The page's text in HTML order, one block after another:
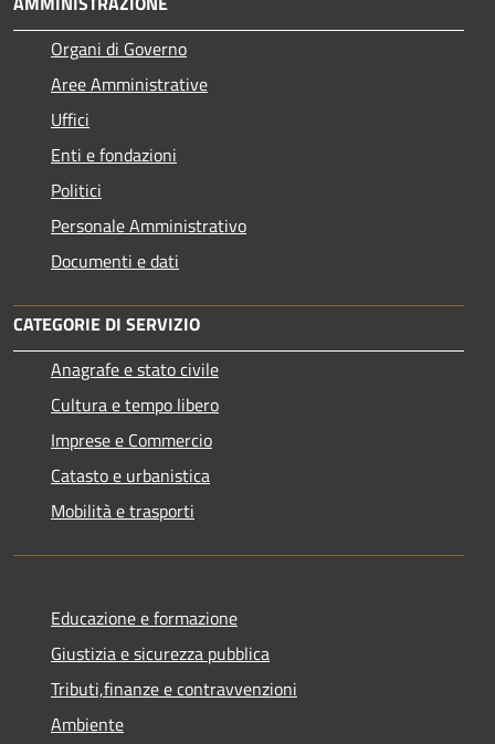
Organi di Governo
Aree Amministrative
Uffici
Enti e fondazioni
Politici
Personale Amministrativo
Documenti e dati
CATEGORIE DI SERVIZIO
Anagrafe e stato civile
Cultura e tempo libero
Imprese e Commercio
Catasto e urbanistica
Mobilità e trasporti
Educazione e formazione
Giustizia e sicurezza pubblica
Tributi,finanze e contravvenzioni
Ambiente